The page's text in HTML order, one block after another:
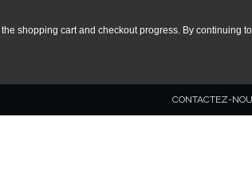
shopping cart and checkout progress. By continuing
CONTACTEZ-